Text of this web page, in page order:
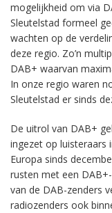
mogelijkheid om via
Sleutelstad formeel
wachten op de
deze regio. Zo’n
DAB+ waarvan
In onze regio waren
Sleutelstad er sinds
De uitrol van DAB+
ingezet op luisteraars
Europa sinds
rusten met een
van de DAB-zenders
radiozenders ook